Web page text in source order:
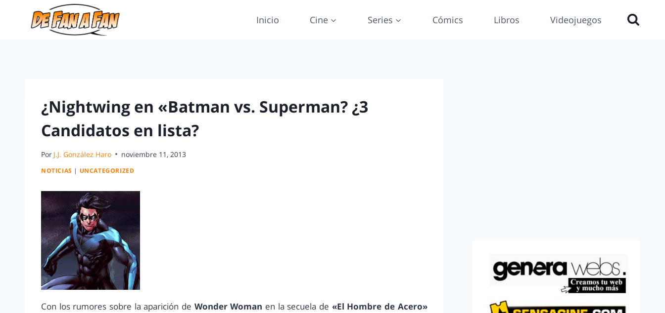
Inicio Cine Series Cómics Libros Videojuegos
¿Nightwing en «Batman vs. Superman? ¿3
Candidatos en lista?
Por J.J. González Haro noviembre 11, 2013
NOTICIAS | UNCATEGORIZED
Con los rumores sobre la aparición de Wonder Woman en la secuela de «El Hombre de Acero»